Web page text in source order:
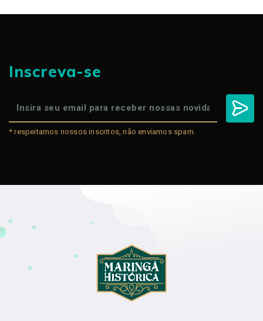
Inscreva-se
* respeitamos nossos inscritos, não enviamos spam.